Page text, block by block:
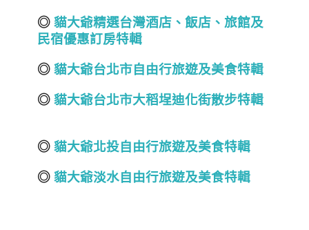
◎ 貓大爺精選台灣酒店 、飯店、旅館及
民宿優惠訂房特輯
◎ 貓大爺台北市自由行旅遊及美食特輯
◎ 貓大爺台北市大稻埕迪化街散步特輯
◎ 貓大爺北投自由行旅遊及美食特輯
◎ 貓大爺淡水自由行旅遊及美食特輯